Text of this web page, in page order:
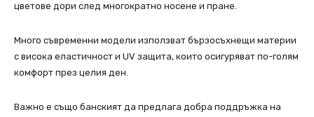
цветове дори след многократно носене и пране.
Много съвременни модели използват бързосъхнещи материи
с висока еластичност и UV защита, които осигуряват по-голям
комфорт през целия ден.
Важно е също банският да предлага добра поддръжка на